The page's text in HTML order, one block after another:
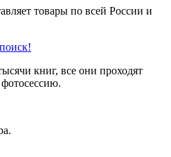
товары по всей России и
книг, все они проходят